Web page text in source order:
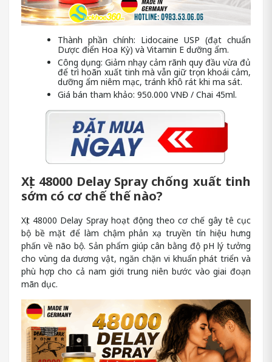
Thành phần chính: Lidocaine USP (đạt chuẩn
Dược điển Hoa Kỳ) và Vitamin E dưỡng ẩm.
Công dụng: Giảm nhạy cảm rãnh quy đầu vừa đủ
để trì hoãn xuất tinh mà vẫn giữ trọn khoái cảm,
dưỡng ẩm niêm mạc, tránh khô rát khi ma sát.
Giá bán tham khảo: 950.000 VNĐ / Chai 45ml.
Xịt 48000 Delay Spray chống xuất tinh
sớm có cơ chế thế nào?
Xịt 48000 Delay Spray hoạt động theo cơ chế gây tê cục
bộ bề mặt để làm chậm phản xạ truyền tín hiệu hưng
phấn về não bộ. Sản phẩm giúp cân bằng độ pH lý tưởng
cho vùng da dương vật, ngăn chặn vi khuẩn phát triển và
phù hợp cho cả nam giới trung niên bước vào giai đoạn
mãn dục.